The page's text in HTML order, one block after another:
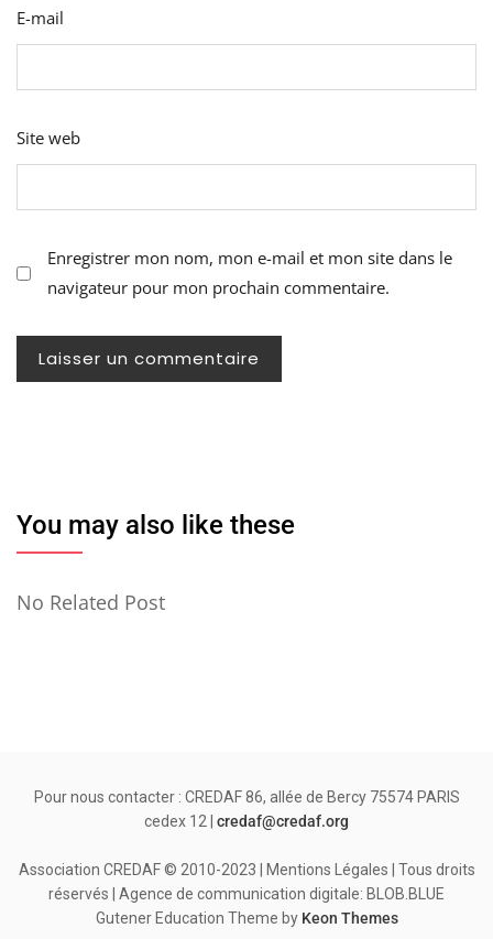
E-mail
Site web
Enregistrer mon nom, mon e-mail et mon site dans le
navigateur pour mon prochain commentaire.
You may also like these
No Related Post
Pour nous contacter : CREDAF 86, allée de Bercy 75574 PARIS
cedex 12 | credaf@credaf.org
Association CREDAF © 2010-2023 | Mentions Légales | Tous droits
réservés | Agence de communication digitale: BLOB.BLUE
Gutener Education Theme by Keon Themes